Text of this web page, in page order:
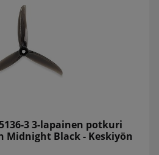
3 3-lapainen potkuri
Midnight Black - Keskiyön